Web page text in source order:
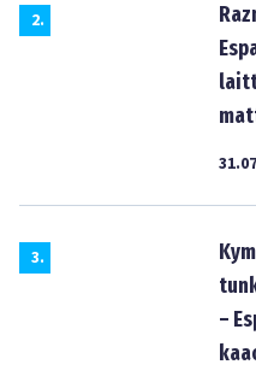
2.
3.
–